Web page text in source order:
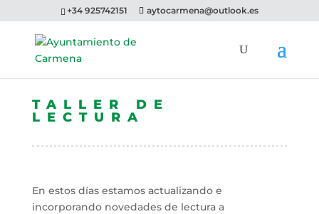
+34 925742151 aytocarmena@outlook.es
TALLER DE
LECTURA
En estos días estamos actualizando e
incorporando novedades de lectura a